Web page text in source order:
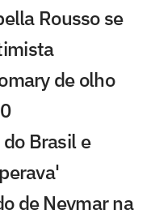
Rousso se
de olho
Brasil e
de Neymar na